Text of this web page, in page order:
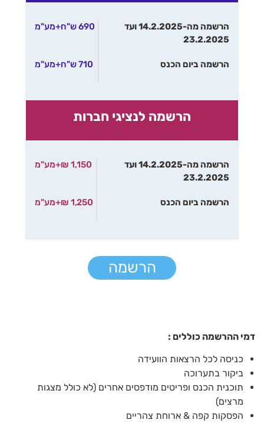
הרשמה מה-14.2.2025 ועד
23.2.2025
690 ש"ח+מע"מ
הרשמה ביום הכנס 710 ש"ח+מע"מ
הרשמה לנציגי חברות
הרשמה מה-14.2.2025 ועד
23.2.2025
1,150 ₪+מע"מ
הרשמה ביום הכנס 1,250 ₪+מע"מ
הרשמה
דמי ההרשמה כוללים :
כניסה לכל הרצאות הוועידה
ביקור בתערוכה
תוכנית הכנס ופריטים מודפסים אחרים (לא כולל מצגות
מרצים)
הפסקות קפה & ארוחת צהריים